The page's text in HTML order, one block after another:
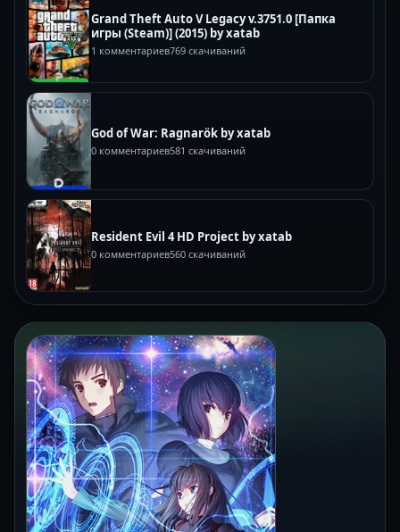
Grand Theft Auto V Legacy v.3751.0 [Папка
игры (Steam)] (2015) by xatab
1 комментариев769 скачиваний
God of War: Ragnarök by xatab
0 комментариев581 скачиваний
Resident Evil 4 HD Project by xatab
0 комментариев560 скачиваний